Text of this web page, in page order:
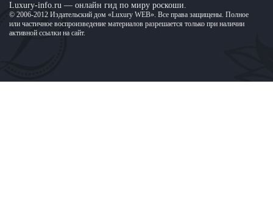
Luxury-info.ru — онлайн гид по миру роскоши.
© 2006-2012 Издательский дом «Luxury WEB». Все права защищены. Полное
или частичное воспроизведение материалов разрешается только при наличии
активной ссылки на сайт.